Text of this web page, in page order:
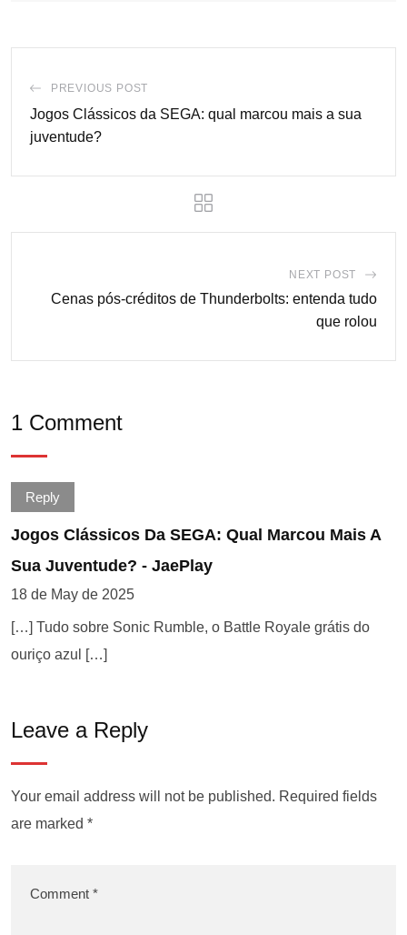
PREVIOUS POST
Jogos Clássicos da SEGA: qual marcou mais a sua
juventude?
NEXT POST
Cenas pós-créditos de Thunderbolts: entenda tudo
que rolou
1 Comment
Reply
Jogos Clássicos Da SEGA: Qual Marcou Mais A
Sua Juventude? - JaePlay
18 de May de 2025
[…] Tudo sobre Sonic Rumble, o Battle Royale grátis do
ouriço azul […]
Leave a Reply
Your email address will not be published. Required fields
are marked *